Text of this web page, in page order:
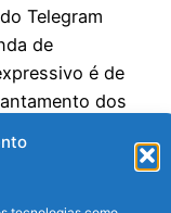
Telegram
de
é de
dos
Ministério